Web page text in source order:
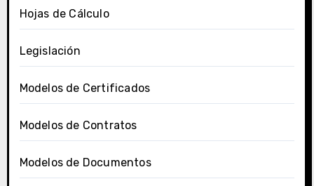
Hojas de Cálculo
Legislación
Modelos de Certificados
Modelos de Contratos
Modelos de Documentos